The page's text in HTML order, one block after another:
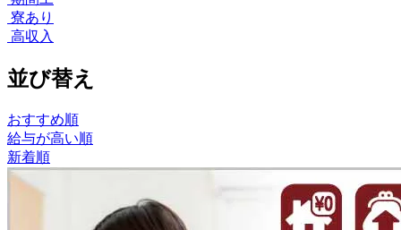
寮あり
高収入
並び替え
おすすめ順
給与が高い順
新着順